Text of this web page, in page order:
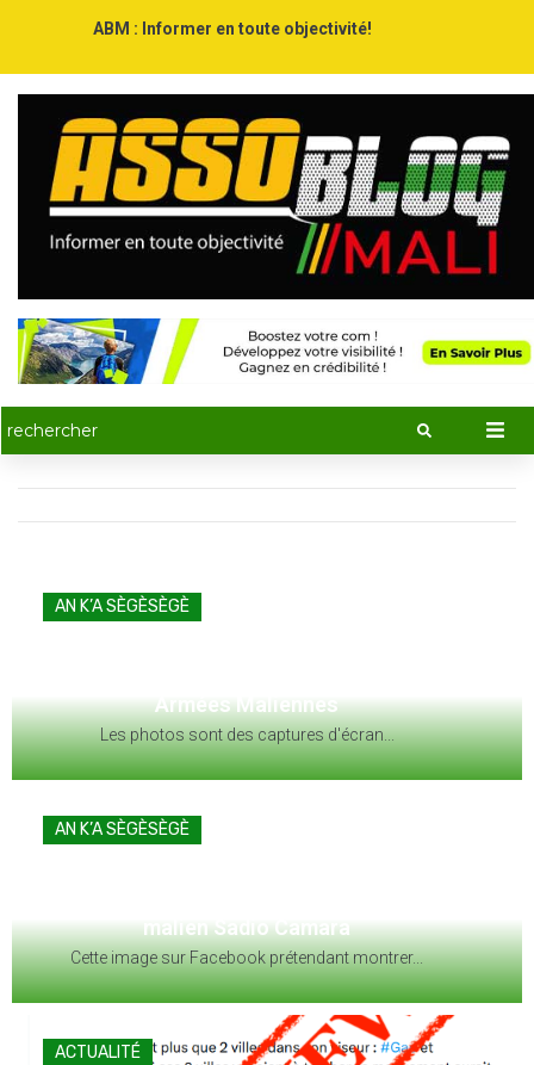
ABM : Informer en toute objectivité!
ACTUALITÉ
Présidence de la République du Niger
Le ministre nigérien des Affaires étrangères...
ACTUALITÉ
malienne en mars 2026
Cette image montre l’intervention de l’armée...
ACTUALITÉ